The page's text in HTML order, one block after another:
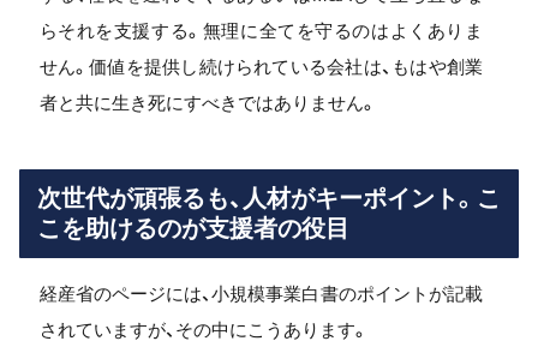
らそれを支援する。無理に全てを守るのはよくありま
せん。価値を提供し続けられている会社は、もはや創業
者と共に生き死にすべきではありません。
次世代が頑張るも、人材がキーポイント。こ
こを助けるのが支援者の役目
経産省のページには、小規模事業白書のポイントが記載
されていますが、その中にこうあります。